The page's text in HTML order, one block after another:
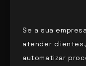
Se a sua
atender
automatizar